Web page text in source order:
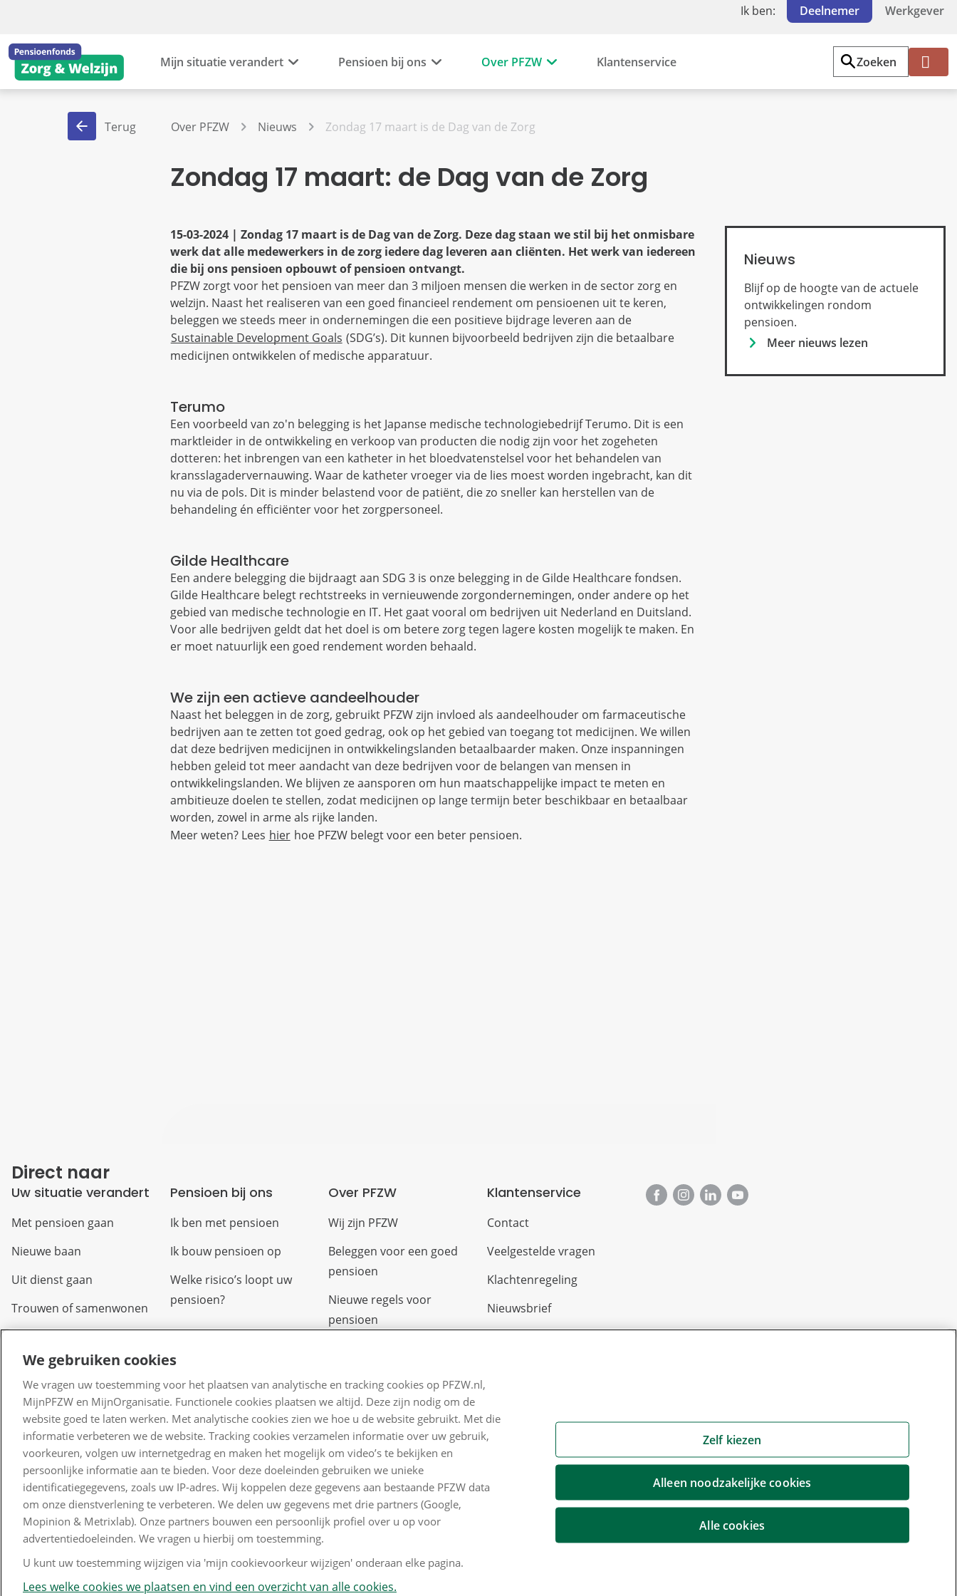
Ik ben: Deelnemer Werkgever
Mijn situatie verandert Pensioen bij ons Over PFZW Klantenservice
Zoeken
Mi
Terug Over PFZW Nieuws Zondag 17 maart is de Dag van de Zorg
Zondag 17 maart: de Dag van de Zorg
15-03-2024 | Zondag 17 maart is de Dag van de Zorg. Deze dag staan we stil bij het onmisbare
werk dat alle medewerkers in de zorg iedere dag leveren aan cliënten. Het werk van iedereen
die bij ons pensioen opbouwt of pensioen ontvangt.
PFZW zorgt voor het pensioen van meer dan 3 miljoen mensen die werken in de sector zorg en
welzijn. Naast het realiseren van een goed financieel rendement om pensioenen uit te keren,
beleggen we steeds meer in ondernemingen die een positieve bijdrage leveren aan de
Sustainable Development Goals (SDG’s). Dit kunnen bijvoorbeeld bedrijven zijn die betaalbare
medicijnen ontwikkelen of medische apparatuur.
Terumo
Een voorbeeld van zo'n belegging is het Japanse medische technologiebedrijf Terumo. Dit is een
marktleider in de ontwikkeling en verkoop van producten die nodig zijn voor het zogeheten
dotteren: het inbrengen van een katheter in het bloedvatenstelsel voor het behandelen van
kransslagadervernauwing. Waar de katheter vroeger via de lies moest worden ingebracht, kan dit
nu via de pols. Dit is minder belastend voor de patiënt, die zo sneller kan herstellen van de
behandeling én efficiënter voor het zorgpersoneel.
Gilde Healthcare
Een andere belegging die bijdraagt aan SDG 3 is onze belegging in de Gilde Healthcare fondsen.
Gilde Healthcare belegt rechtstreeks in vernieuwende zorgondernemingen, onder andere op het
gebied van medische technologie en IT. Het gaat vooral om bedrijven uit Nederland en Duitsland.
Voor alle bedrijven geldt dat het doel is om betere zorg tegen lagere kosten mogelijk te maken. En
er moet natuurlijk een goed rendement worden behaald.
We zijn een actieve aandeelhouder
Naast het beleggen in de zorg, gebruikt PFZW zijn invloed als aandeelhouder om farmaceutische
bedrijven aan te zetten tot goed gedrag, ook op het gebied van toegang tot medicijnen. We willen
dat deze bedrijven medicijnen in ontwikkelingslanden betaalbaarder maken. Onze inspanningen
hebben geleid tot meer aandacht van deze bedrijven voor de belangen van mensen in
ontwikkelingslanden. We blijven ze aansporen om hun maatschappelijke impact te meten en
ambitieuze doelen te stellen, zodat medicijnen op lange termijn beter beschikbaar en betaalbaar
worden, zowel in arme als rijke landen.
Meer weten? Lees hier hoe PFZW belegt voor een beter pensioen.
Nieuws
Blijf op de hoogte van de actuele
ontwikkelingen rondom
pensioen.
Meer nieuws lezen
Direct naar
Uw situatie verandert
Met pensioen gaan
Nieuwe baan
Uit dienst gaan
Trouwen of samenwonen
Overlijden
Scheiden of uit elkaar
gaan
Verlof
Kinderen
Waardeoverdracht
Pensioen bij ons
Ik ben met pensioen
Ik bouw pensioen op
Welke risico’s loopt uw
pensioen?
Over PFZW
Wij zijn PFZW
Beleggen voor een goed
pensioen
Nieuwe regels voor
pensioen
Nieuws
Voor de pers
PFZW Dichtbij
Werken bij PFZW
Responsible disclosure
Digitale toegankelijkheid
Klantenservice
Contact
Veelgestelde vragen
Klachtenregeling
Nieuwsbrief
We gebruiken cookies
We vragen uw toestemming voor het plaatsen van analytische en tracking cookies op PFZW.nl,
MijnPFZW en MijnOrganisatie. Functionele cookies plaatsen we altijd. Deze zijn nodig om de
website goed te laten werken. Met analytische cookies zien we hoe u de website gebruikt. Met die
informatie verbeteren we de website. Tracking cookies verzamelen informatie over uw gebruik,
voorkeuren, volgen uw internetgedrag en maken het mogelijk om video’s te bekijken en
persoonlijke informatie aan te bieden. Voor deze doeleinden gebruiken we unieke
identificatiegegevens, zoals uw IP-adres. Wij koppelen deze gegevens aan bestaande PFZW data
om onze dienstverlening te verbeteren. We delen uw gegevens met drie partners (Google,
Mopinion & Metrixlab). Onze partners bouwen een persoonlijk profiel over u op voor
advertentiedoeleinden. We vragen u hierbij om toestemming.
U kunt uw toestemming wijzigen via 'mijn cookievoorkeur wijzigen' onderaan elke pagina.
Lees welke cookies we plaatsen en vind een overzicht van alle cookies.
Zelf kiezen
Alleen noodzakelijke cookies
Alle cookies